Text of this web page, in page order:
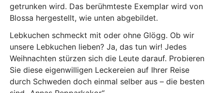
getrunken wird. Das berühmteste Exemplar wird von
Blossa hergestellt, wie unten abgebildet.
Lebkuchen schmeckt mit oder ohne Glögg. Ob wir
unsere Lebkuchen lieben? Ja, das tun wir! Jedes
Weihnachten stürzen sich die Leute darauf. Probieren
Sie diese eigenwilligen Leckereien auf Ihrer Reise
durch Schweden doch einmal selber aus – die besten